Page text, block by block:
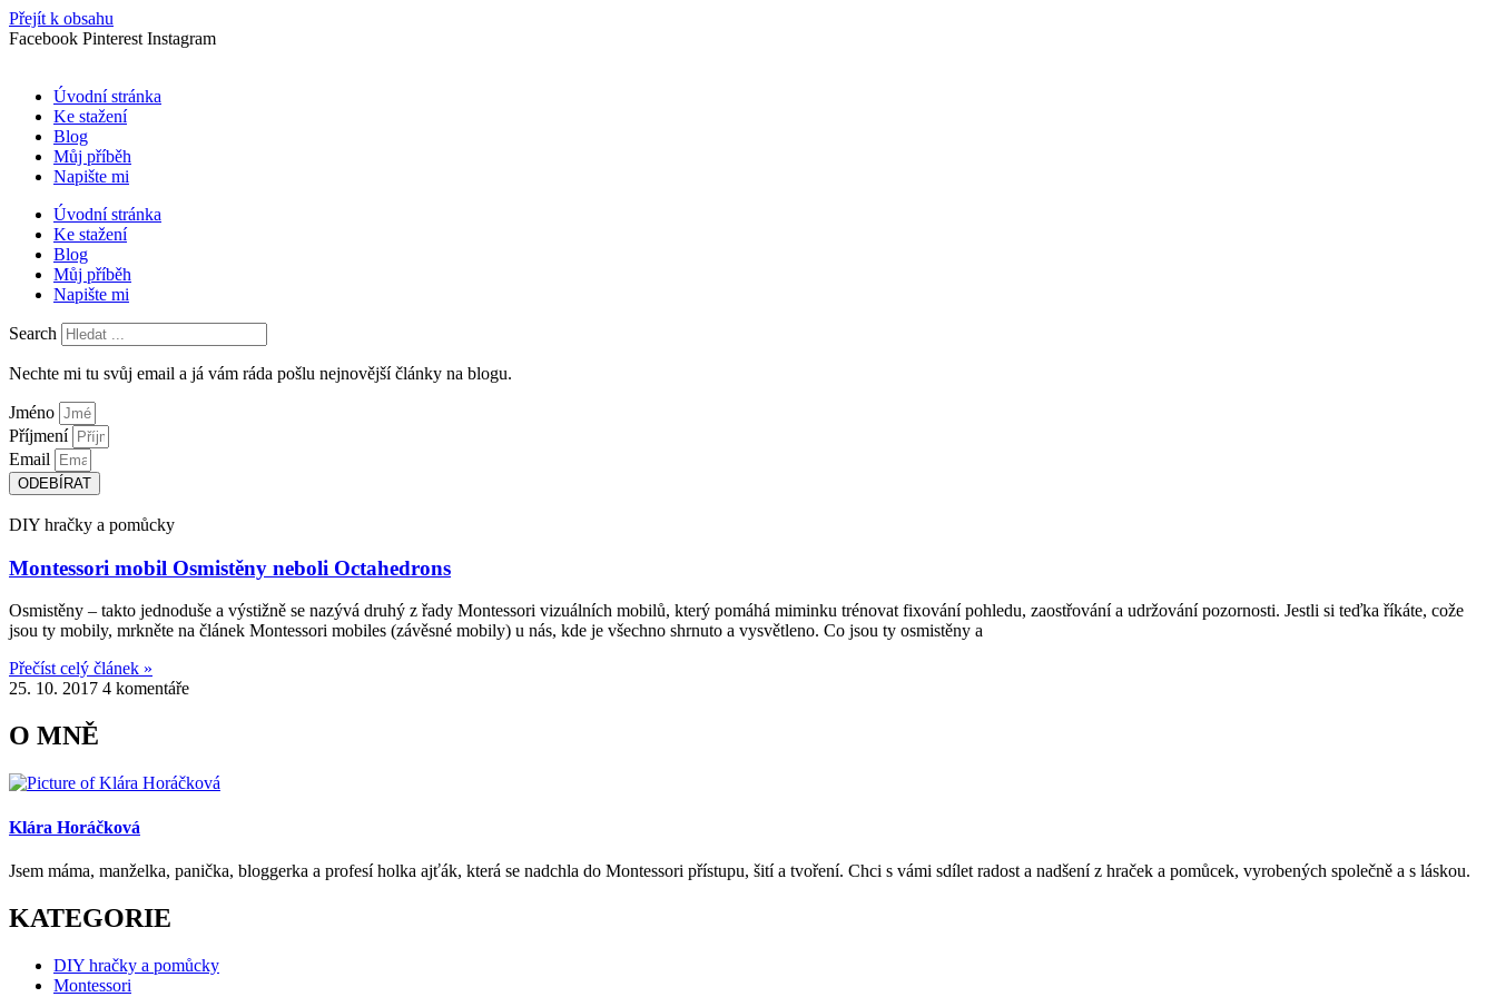
Přejít k obsahu
Facebook Pinterest Instagram
Úvodní stránka
Ke stažení
Blog
Můj příběh
Napište mi
Úvodní stránka
Ke stažení
Blog
Můj příběh
Napište mi
Search
Nechte mi tu svůj email a já vám ráda pošlu nejnovější články na blogu.
Jméno
Příjmení
Email
ODEBÍRAT
DIY hračky a pomůcky
Montessori mobil Osmistěny neboli Octahedrons
Osmistěny – takto jednoduše a výstižně se nazývá druhý z řady Montessori vizuálních mobilů, který pomáhá miminku trénovat fixování pohledu, zaostřování a udržování pozornosti. Jestli si teďka říkáte, cože
jsou ty mobily, mrkněte na článek Montessori mobiles (závěsné mobily) u nás, kde je všechno shrnuto a vysvětleno. Co jsou ty osmistěny a
Přečíst celý článek »
25. 10. 2017 4 komentáře
O MNĚ
Klára Horáčková
Jsem máma, manželka, panička, bloggerka a profesí holka ajťák, která se nadchla do Montessori přístupu, šití a tvoření. Chci s vámi sdílet radost a nadšení z hraček a pomůcek, vyrobených společně a s láskou.
KATEGORIE
DIY hračky a pomůcky
Montessori